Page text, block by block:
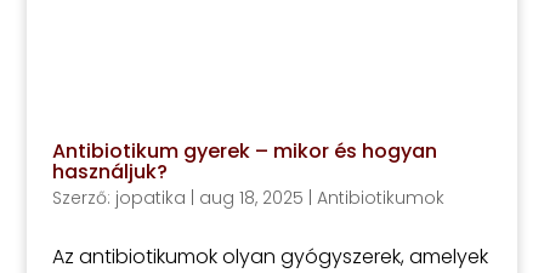
Antibiotikum gyerek – mikor és hogyan
használjuk?
Szerző: jopatika | aug 18, 2025 | Antibiotikumok
Az antibiotikumok olyan gyógyszerek, amelyek